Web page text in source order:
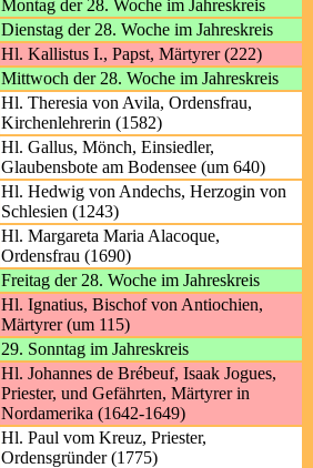
Montag der 28. Woche im Jahreskreis
Dienstag der 28. Woche im Jahreskreis
Hl. Kallistus I., Papst, Märtyrer (222)
Mittwoch der 28. Woche im Jahreskreis
Hl. Theresia von Avila, Ordensfrau,
Kirchenlehrerin (1582)
Hl. Gallus, Mönch, Einsiedler,
Glaubensbote am Bodensee (um 640)
Hl. Hedwig von Andechs, Herzogin von
Schlesien (1243)
Hl. Margareta Maria Alacoque,
Ordensfrau (1690)
Freitag der 28. Woche im Jahreskreis
Hl. Ignatius, Bischof von Antiochien,
Märtyrer (um 115)
29. Sonntag im Jahreskreis
Hl. Johannes de Brébeuf, Isaak Jogues,
Priester, und Gefährten, Märtyrer in
Nordamerika (1642-1649)
Hl. Paul vom Kreuz, Priester,
Ordensgründer (1775)